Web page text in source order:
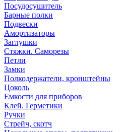
Посудосушитель
Барные полки
Подвески
Амортизаторы
Заглушки
Стяжки. Саморезы
Петли
Замки
Полкодержатели, кронштейны
Цоколь
Емкости для приборов
Клей. Герметики
Ручки
Стрейч, скотч